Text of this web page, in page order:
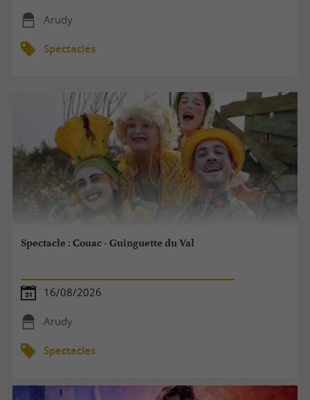
Arudy
Spectacles
Spectacle : Couac - Guinguette du Val
16/08/2026
Arudy
Spectacles